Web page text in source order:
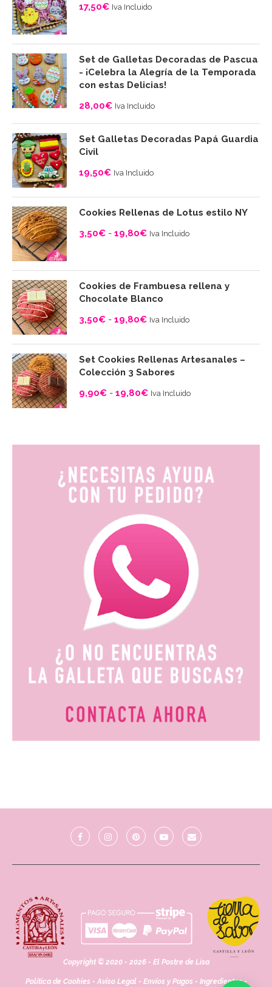
17,50€ Iva Incluido
Set de Galletas Decoradas de Pascua
- ¡Celebra la Alegría de la Temporada
con estas Delicias!
28,00€ Iva Incluido
Set Galletas Decoradas Papá Guardia
Civil
19,50€ Iva Incluido
Cookies Rellenas de Lotus estilo NY
3,50€ - 19,80€
Rango
de
precios:
desde
3,50€
hasta
Iva Incluido
Cookies de Frambuesa rellena y
Chocolate Blanco
3,50€ - 19,80€
Rango
precios:
desde
3,50€
hasta
Iva Incluido
Set Cookies Rellenas Artesanales –
Colección 3 Sabores
9,90€ - 19,80€
Rango
Iva Incluido
Copyright © 2020 - 2026 - El Postre de Lisa
Política de Cookies -Aviso Legal - Envíos y Pagos - Ingredientes-